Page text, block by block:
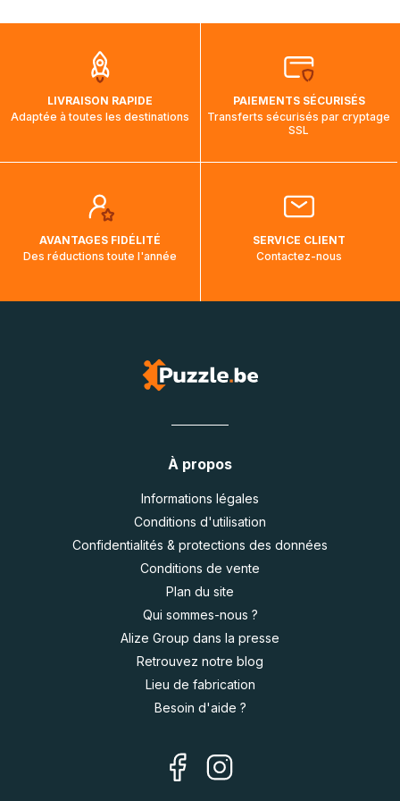
aura touché terre.
LIVRAISON RAPIDE
Adaptée à toutes les destinations
PAIEMENTS SÉCURISÉS
Transferts sécurisés par cryptage
SSL
AVANTAGES FIDÉLITÉ
Des réductions toute l'année
SERVICE CLIENT
Contactez-nous
À propos
Informations légales
Conditions d'utilisation
Confidentialités & protections des données
Conditions de vente
Plan du site
Qui sommes-nous ?
Alize Group dans la presse
Retrouvez notre blog
Lieu de fabrication
Besoin d'aide ?